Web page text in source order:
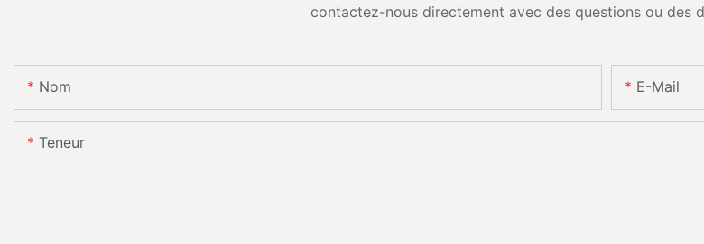
contactez-nous directement avec des questions ou des
Nom E-Mail
Teneur